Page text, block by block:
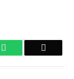
WhatsApp